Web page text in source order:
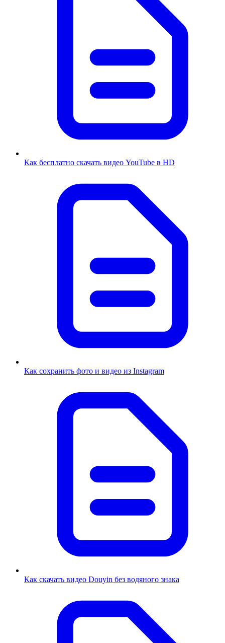
Как бесплатно скачать видео YouTube в HD
Как сохранить фото и видео из Instagram
Как скачать видео Douyin без водяного знака